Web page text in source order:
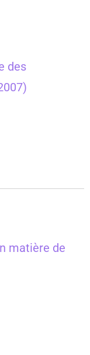
des
matière de